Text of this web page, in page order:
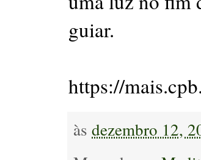
guiar.
https://
às dezembro 12,